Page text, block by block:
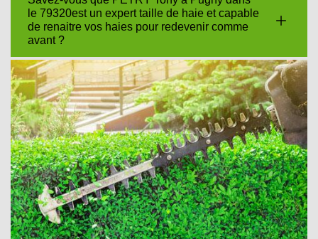
le 79320est un expert taille de haie et capable
de renaitre vos haies pour redevenir comme
avant ?